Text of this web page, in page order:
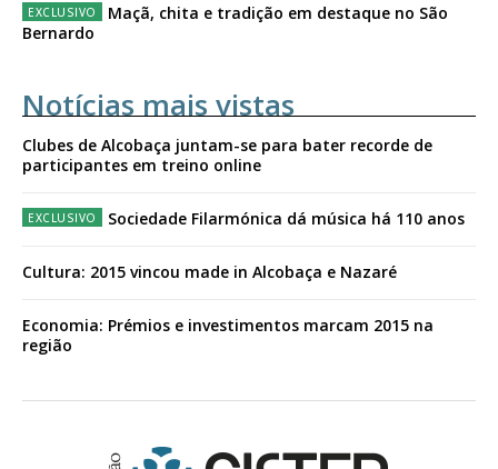
Maçã, chita e tradição em destaque no São
Bernardo
Notícias mais vistas
Clubes de Alcobaça juntam-se para bater recorde de
participantes em treino online
Sociedade Filarmónica dá música há 110 anos
Cultura: 2015 vincou made in Alcobaça e Nazaré
Economia: Prémios e investimentos marcam 2015 na
região